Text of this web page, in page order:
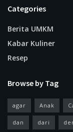
Categories
Berita UMKM
Kabar Kuliner
Resep
Browse by Tag
agar Anak
dan dari